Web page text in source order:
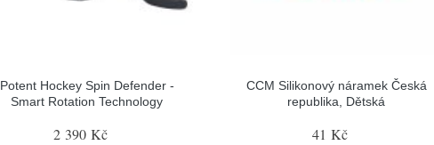
Potent Hockey Spin Defender -
Smart Rotation Technology
2 390 Kč
CCM Silikonový náramek Česká
republika, Dětská
41 Kč